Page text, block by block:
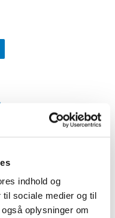
indhold og
sociale medier og til
oplysninger om